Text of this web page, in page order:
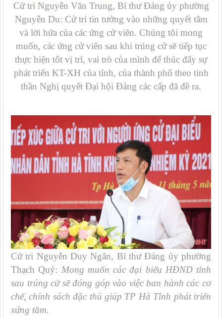
Cử tri Nguyễn Văn Trung, Bí thư Đảng ủy phường
Nguyễn Du: Cử tri tin tưởng vào những quyết tâm
và lời hứa của các ứng cử viên. Chúng tôi mong
muốn, các ứng cử viên sau khi trúng cử sẽ tiếp tục
thực hiện tốt vị trí, vai trò của mình để thúc đẩy sự
phát triển KT-XH của tỉnh, của thành phố theo tinh
thần Nghị quyết Đại hội Đảng các cấp đã đề ra.
Cử tri Nguyễn Duy Ngân, Bí thư Đảng ủy phường
Thạch Quý: Mong muốn các đại biểu HĐND tỉnh
sau trúng cử sẽ đóng góp vào việc ban hành các cơ
chế, chính sách đặc thù giúp TP Hà Tĩnh phát triển
xứng tầm.